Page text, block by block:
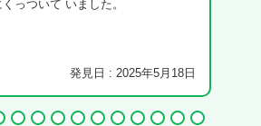
っついて いました。
発見日 : 2025年5月18日